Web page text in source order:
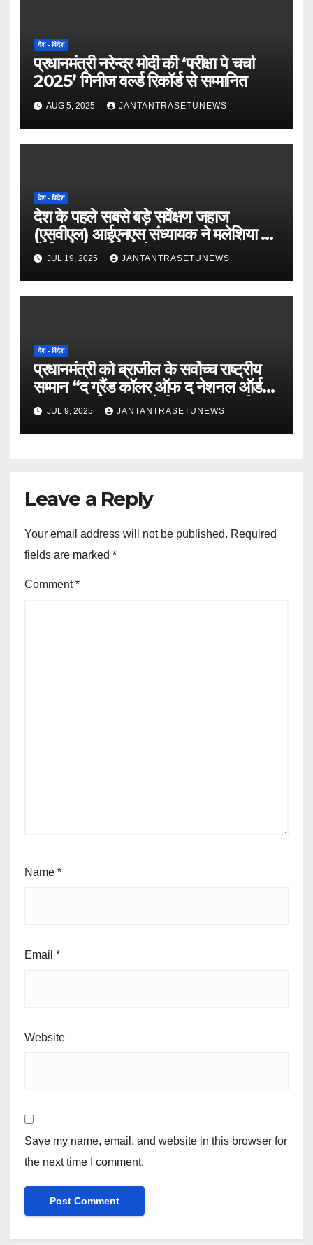
देश - विदेश
प्रधानमंत्री नरेन्द्र मोदी की ‘परीक्षा पे चर्चा
2025’ गिनीज वर्ल्ड रिकॉर्ड से सम्मानित
AUG 5, 2025 JANTANTRASETUNEWS
देश - विदेश
देश के पहले सबसे बड़े सर्वेक्षण जहाज
(एसवीएल) आईएनएस संध्यायक ने मलेशिया के
पोर्ट क्लैंग का किया दौरा
JUL 19, 2025 JANTANTRASETUNEWS
देश - विदेश
प्रधानमंत्री को ब्राजील के सर्वोच्च राष्ट्रीय
सम्मान “द ग्रैंड कॉलर ऑफ द नेशनल ऑर्डर
ऑफ द सदर्न क्रॉस” से किया गया सम्मानित
JUL 9, 2025 JANTANTRASETUNEWS
Leave a Reply
Your email address will not be published. Required
fields are marked *
Comment*
Name *
Email *
Website
Save my name, email, and website in this browser for
the next time I comment.